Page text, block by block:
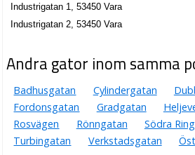
Industrigatan 1, 53450 Vara
Industrigatan 2, 53450 Vara
Andra gator inom samma
Badhusgatan Cylindergatan
Fordonsgatan
Gradgatan
Rosvägen
Rönngatan Södra
Turbingatan
Verkstadsgatan